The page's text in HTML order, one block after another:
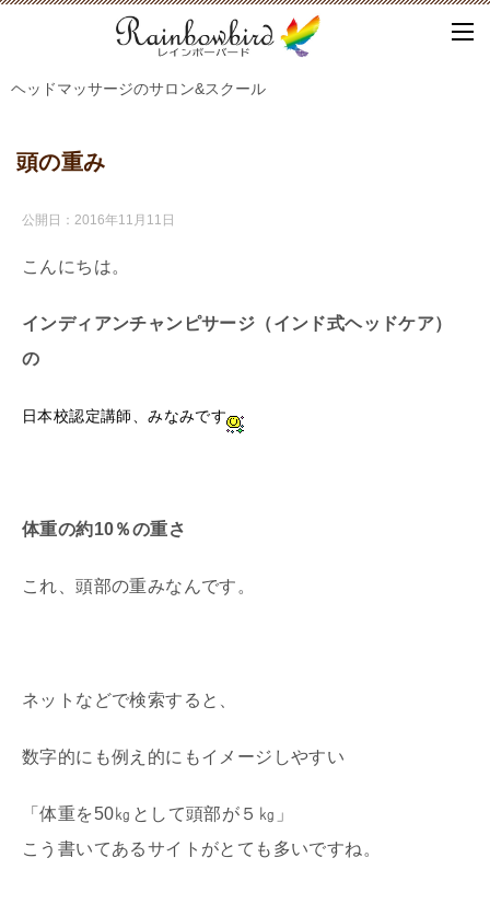
ヘッドマッサージのサロン&スクール
頭の重み
公開日： 2016年11月11日
こんにちは。
インディアンチャンピサージ（インド式ヘッドケア）
の
日本校認定講師、みなみです
体重の約10％の重さ
これ、頭部の重みなんです。
ネットなどで検索すると、
数字的にも例え的にもイメージしやすい
「体重を50㎏として頭部が５㎏」
こう書いてあるサイトがとても多いですね。